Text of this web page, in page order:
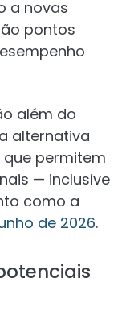
a novas
pontos
além do
alternativa
que permitem
— inclusive
como a
de 2026.